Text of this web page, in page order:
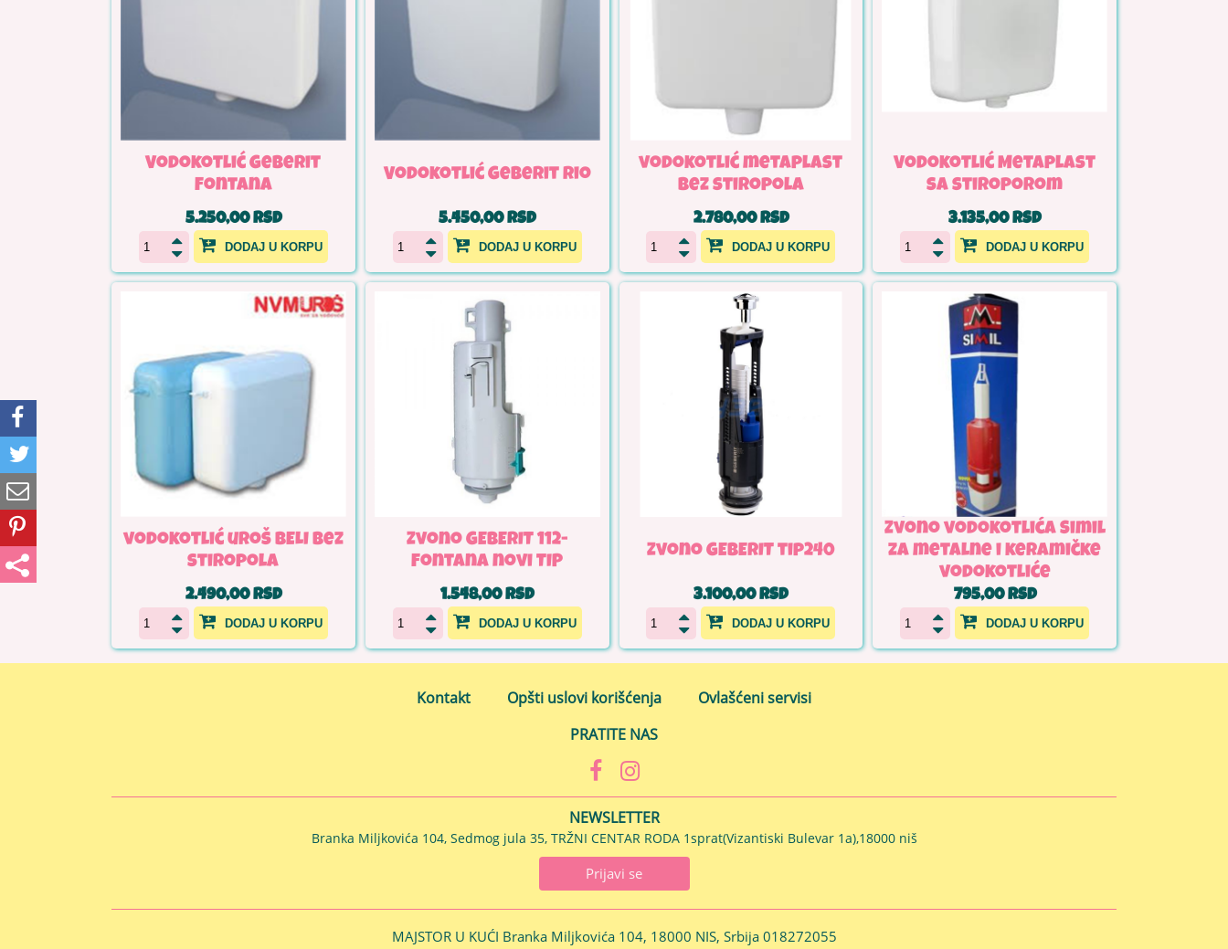
Vodokotlić Geberit
Fontana
5.250,00 RSD
DODAJ U KORPU
Vodokotlić Geberit Rio
5.450,00 RSD
DODAJ U KORPU
vodokotlić metaplast
bez stiropola
2.780,00 RSD
DODAJ U KORPU
Vodokotlić Metaplast
sa stiroporom
3.135,00 RSD
DODAJ U KORPU
vodokotlić uroš BELI bez
stiropola
2.490,00 RSD
DODAJ U KORPU
Zvono GEBERIT 112-
Fontana novi TIP
1.548,00 RSD
DODAJ U KORPU
Zvono GEBERIT tip240
3.100,00 RSD
DODAJ U KORPU
Zvono vodokotlića Simil
za metalne i keramičke
vodokotliće
795,00 RSD
DODAJ U KORPU
Kontakt Opšti uslovi korišćenja
Ovlašćeni servisi
PRATITE NAS
NEWSLETTER
Branka Miljkovića 104, Sedmog jula 35, TRŽNI CENTAR RODA 1sprat(Vizantiski Bulevar 1a),18000 niš
Prijavi se
MAJSTOR U KUĆI Branka Miljkovića 104, 18000 NIS, Srbija 018272055